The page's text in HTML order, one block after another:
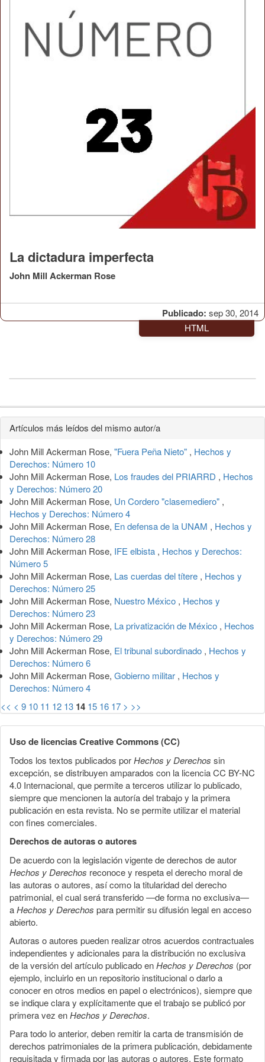
Publicado: sep 30, 2014
La dictadura imperfecta
John Mill Ackerman Rose
HTML
Detalles
del
artículo
Artículos más leídos del mismo autor/a
John Mill Ackerman Rose, "Fuera Peña Nieto" , Hechos y
Derechos: Número 10
John Mill Ackerman Rose, Los fraudes del PRIARRD , Hechos
y Derechos: Número 20
John Mill Ackerman Rose, Un Cordero "clasemediero" ,
Hechos y Derechos: Número 4
John Mill Ackerman Rose, En defensa de la UNAM , Hechos y
Derechos: Número 28
John Mill Ackerman Rose, IFE elbista , Hechos y Derechos:
Número 5
John Mill Ackerman Rose, Las cuerdas del títere , Hechos y
Derechos: Número 25
John Mill Ackerman Rose, Nuestro México , Hechos y
Derechos: Número 23
John Mill Ackerman Rose, La privatización de México , Hechos
y Derechos: Número 29
John Mill Ackerman Rose, El tribunal subordinado , Hechos y
Derechos: Número 6
John Mill Ackerman Rose, Gobierno militar , Hechos y
Derechos: Número 4
<< < 9 10 11 12 13 14 15 16 17 > >>
Uso de licencias Creative Commons (CC)
Todos los textos publicados porHechos y Derechos sin
excepción, se distribuyen amparados con la licencia CC BY-NC
4.0 Internacional, que permite a terceros utilizar lo publicado,
siempre que mencionen la autoría del trabajo y la primera
publicación en esta revista. No se permite utilizar el material
con fines comerciales.
Derechos de autoras o autores
De acuerdo con la legislación vigente de derechos de autor
Hechos y Derechos reconoce y respeta el derecho moral de
las autoras o autores, así como la titularidad del derecho
patrimonial, el cual será transferido —de forma no exclusiva—
aHechos y Derechos para permitir su difusión legal en acceso
abierto.
Autoras o autores pueden realizar otros acuerdos contractuales
independientes y adicionales para la distribución no exclusiva
de la versión del artículo publicado enHechos y Derechos (por
ejemplo, incluirlo en un repositorio institucional o darlo a
conocer en otros medios en papel o electrónicos), siempre que
se indique clara y explícitamente que el trabajo se publicó por
primera vez enHechos y Derechos.
Para todo lo anterior, deben remitir la carta de transmisión de
derechos patrimoniales de la primera publicación, debidamente
requisitada y firmada por las autoras o autores. Este formato